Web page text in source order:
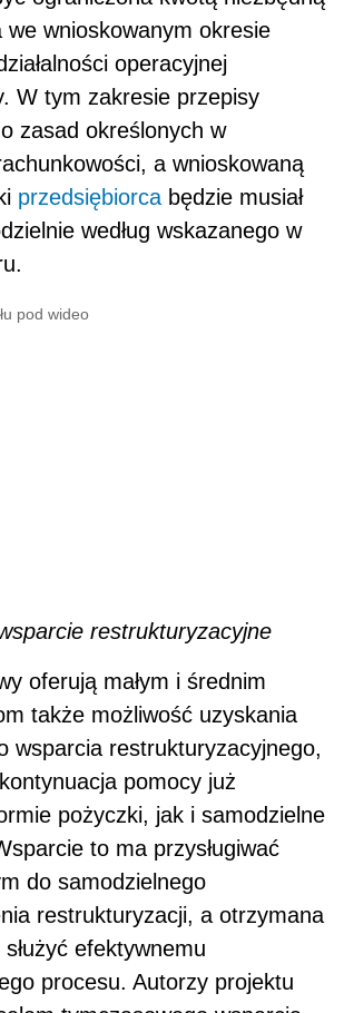
we wnioskowanym okresie
operacyjnej
W tym zakresie przepisy
zasad określonych w
a wnioskowaną
przedsiębiorca będzie musiał
według wskazanego w
pod wideo
restrukturyzacyjne
oferują małym i średnim
także możliwość uzyskania
wsparcia restrukturyzacyjnego,
pomocy już
pożyczki, jak i samodzielne
to ma przysługiwać
do samodzielnego
restrukturyzacji, a otrzymana
efektywnemu
procesu. Autorzy projektu